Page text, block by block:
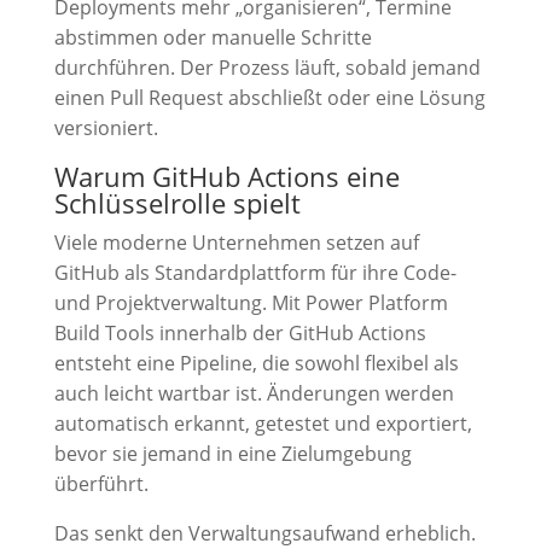
Deployments mehr „organisieren“, Termine
abstimmen oder manuelle Schritte
durchführen. Der Prozess läuft, sobald jemand
einen Pull Request abschließt oder eine Lösung
versioniert.
Warum GitHub Actions eine
Schlüsselrolle spielt
Viele moderne Unternehmen setzen auf
GitHub als Standardplattform für ihre Code-
und Projektverwaltung. Mit Power Platform
Build Tools innerhalb der GitHub Actions
entsteht eine Pipeline, die sowohl flexibel als
auch leicht wartbar ist. Änderungen werden
automatisch erkannt, getestet und exportiert,
bevor sie jemand in eine Zielumgebung
überführt.
Das senkt den Verwaltungsaufwand erheblich.